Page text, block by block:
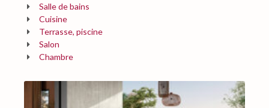
Salle de bains
Cuisine
Terrasse, piscine
Salon
Chambre